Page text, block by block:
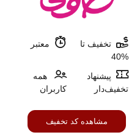
تخفیف تا
%40
معتبر
پیشنهاد
تخفیف‌دار
همه
کاربران
مشاهده کد تخفیف